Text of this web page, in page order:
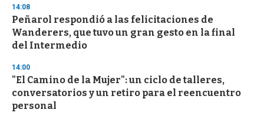
s
e
c
o
n
14:08
Peñarol respondió a las felicitaciones de
Wanderers, que tuvo un gran gesto en la final
del Intermedio
14:00
"El Camino de la Mujer": un ciclo de talleres,
conversatorios y un retiro para el reencuentro
personal